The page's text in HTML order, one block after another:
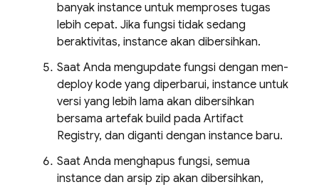
banyak instance untuk memproses tugas
lebih cepat. Jika fungsi tidak sedang
beraktivitas, instance akan dibersihkan.
Saat Anda mengupdate fungsi dengan men-
deploy kode yang diperbarui, instance untuk
versi yang lebih lama akan dibersihkan
bersama artefak build pada Artifact
Registry, dan diganti dengan instance baru.
Saat Anda menghapus fungsi, semua
instance dan arsip zip akan dibersihkan,